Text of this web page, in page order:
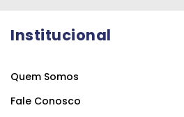
Institucional
Quem Somos
Fale Conosco